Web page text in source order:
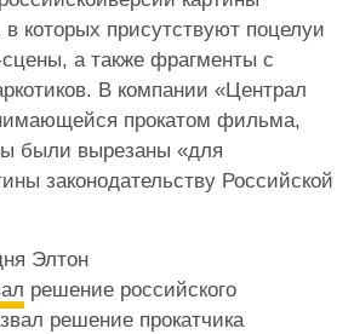
которых присутствуют поцелуи
а также фрагменты с
В компании «Централ
прокатом фильма,
были вырезаны «для
законодательству Российской
Элтон
решение российского
решение прокатчика